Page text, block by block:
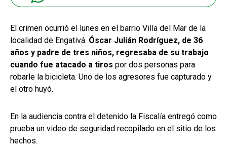
El crimen ocurrió el lunes en el barrio Villa del Mar de la
localidad de Engativá. Óscar Julián Rodríguez, de 36
años y padre de tres niños, regresaba de su trabajo
cuando fue atacado a tiros por dos personas para
robarle la bicicleta. Uno de los agresores fue capturado y
el otro huyó.
En la audiencia contra el detenido la Fiscalía entregó como
prueba un video de seguridad recopilado en el sitio de los
hechos.